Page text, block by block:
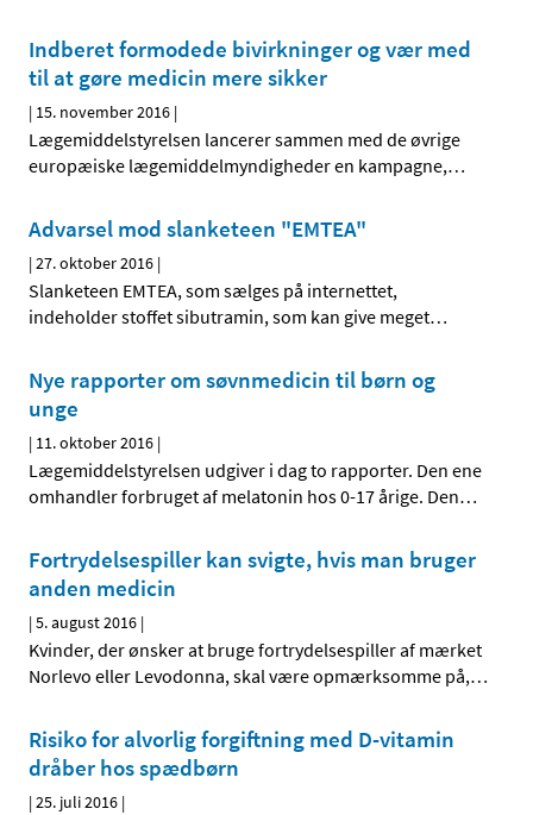
Indberet formodede bivirkninger og vær med
til at gøre medicin mere sikker
| 15. november 2016 |
Lægemiddelstyrelsen lancerer sammen med de øvrige
europæiske lægemiddelmyndigheder en kampagne,…
Advarsel mod slanketeen "EMTEA"
|27. oktober 2016 |
Slanketeen EMTEA, som sælges på internettet,
indeholder stoffet sibutramin, som kan give meget…
Nye rapporter om søvnmedicin til børn og
unge
| 11. oktober 2016 |
Lægemiddelstyrelsen udgiver i dag to rapporter. Den ene
omhandler forbruget af melatonin hos 0-17 årige. Den…
Fortrydelsespiller kan svigte, hvis man bruger
anden medicin
|5. august 2016 |
Kvinder, der ønsker at bruge fortrydelsespiller af mærket
Norlevo eller Levodonna, skal være opmærksomme på,…
Risiko for alvorlig forgiftning med D-vitamin
dråber hos spædbørn
|25. juli 2016 |